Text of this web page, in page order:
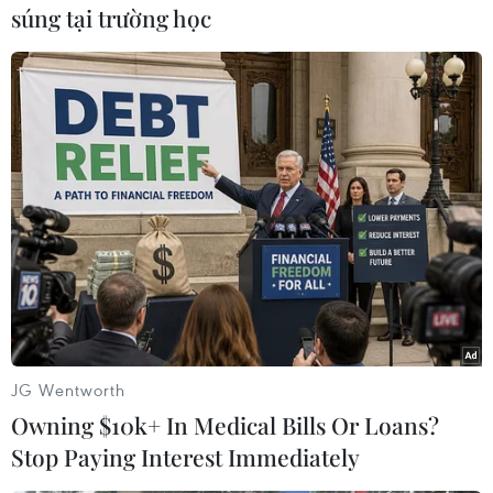
#Chip A5 #iPhone 4S #iPad #Samsung
Theo dõi VietnamPlus
TIN CÙNG CHUYÊN MỤC
Tây Ninh thúc đẩy bình dân học vụ
súng tại trường học
JG Wentworth
Owning $10k+ In Medical Bills Or Loans?
Stop Paying Interest Immediately